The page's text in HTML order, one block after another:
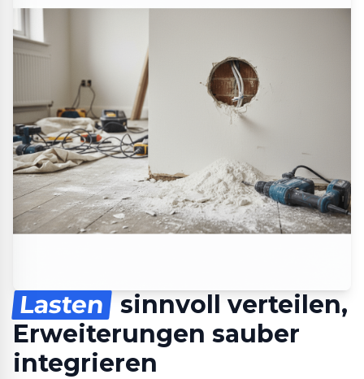
Lasten sinnvoll verteilen,
Erweiterungen sauber
integrieren